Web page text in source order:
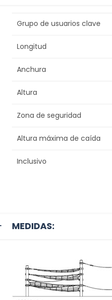
Grupo de usuarios clave
Longitud
Anchura
Altura
Zona de seguridad
Altura máxima de caída
Inclusivo
MEDIDAS: